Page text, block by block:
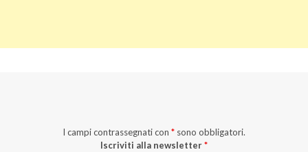
I campi contrassegnati con * sono obbligatori.
Iscriviti alla newsletter*